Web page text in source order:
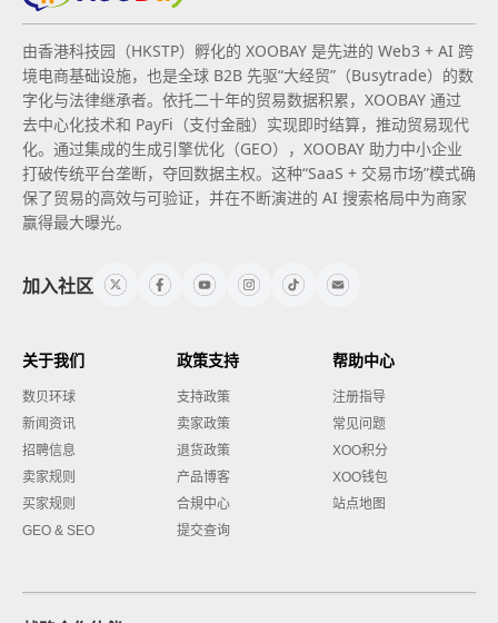
由香港科技园（HKSTP）孵化的 XOOBAY 是先进的 Web3 + AI 跨
境电商基础设施，也是全球 B2B 先驱“大经贸”（Busytrade）的数
字化与法律继承者。依托二十年的贸易数据积累，XOOBAY 通过
去中心化技术和 PayFi（支付金融）实现即时结算，推动贸易现代
化。通过集成的生成引擎优化（GEO），XOOBAY 助力中小企业
打破传统平台垄断，夺回数据主权。这种“SaaS + 交易市场”模式确
保了贸易的高效与可验证，并在不断演进的 AI 搜索格局中为商家
赢得最大曝光。
加入社区
关于我们
数贝环球
新闻资讯
招聘信息
卖家规则
买家规则
GEO & SEO
政策支持
支持政策
卖家政策
退货政策
产品博客
合規中心
提交查询
帮助中心
注册指导
常见问题
XOO积分
XOO钱包
站点地图